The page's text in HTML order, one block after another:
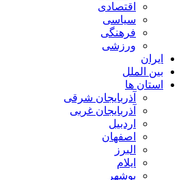
اقتصادی
سیاسی
فرهنگی
ورزشی
ایران
بین الملل
استان ها
آذربایجان شرقی
آذربایجان غربی
اردبیل
اصفهان
البرز
ایلام
بوشهر